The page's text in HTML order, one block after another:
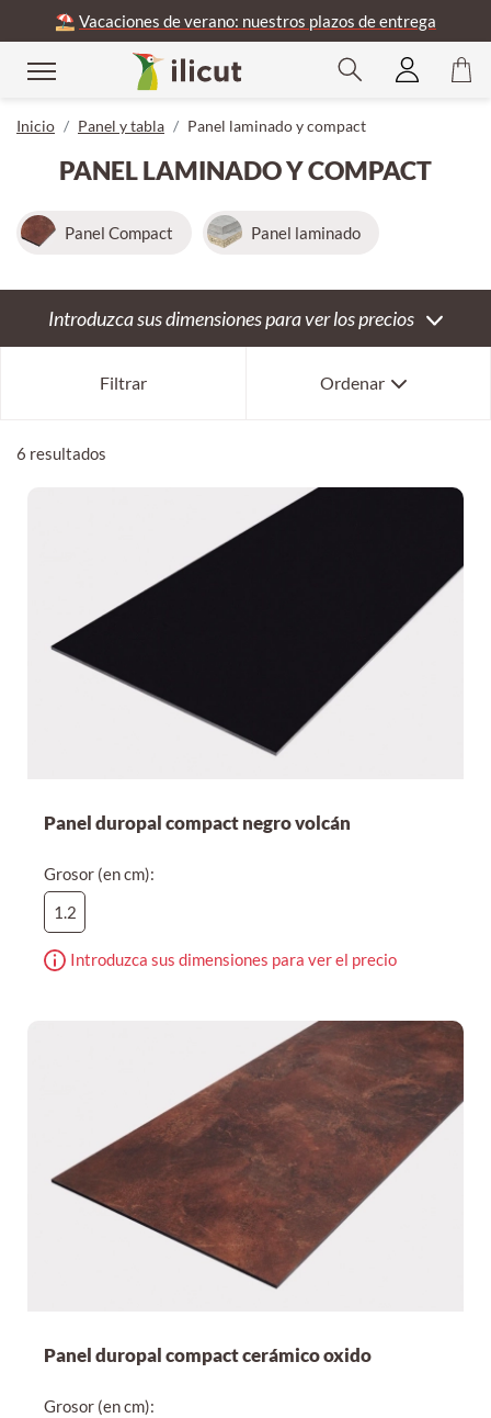
⛱️ Vacaciones de verano: nuestros plazos de entrega
Inicio Panel y tabla Panel laminado y compact
PANEL LAMINADO Y COMPACT
Panel Compact Panel laminado
Introduzca sus dimensiones para ver los precios
Filtrar Ordenar
Superventas
Por precio descendente
6 resultados
Panel duropal compact negro volcán
Grosor (en cm):
1.2
Introduzca sus dimensiones para ver el precio
Panel duropal compact cerámico oxido
Grosor (en cm):